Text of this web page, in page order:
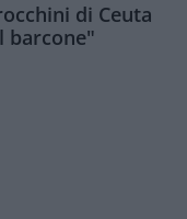
di Ceuta
barcone"